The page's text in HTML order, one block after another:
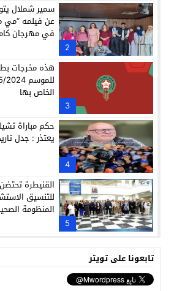
2
سمير شملال
عن فيلمه “مي
في مهرجان
3
هذه مخرجات
الخاص بها
4
يعتذر : جدل
5
القنيطرة
للتنسيق
المنظومة
تابعونا على تويتر